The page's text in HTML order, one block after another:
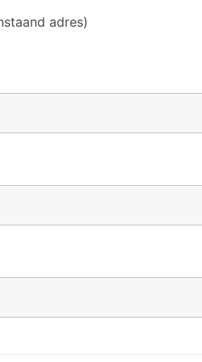
adres)